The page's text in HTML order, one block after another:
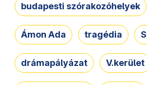
budapesti szórakozóhelyek
Ámon Ada tragédia
drámapályázat V.kerület